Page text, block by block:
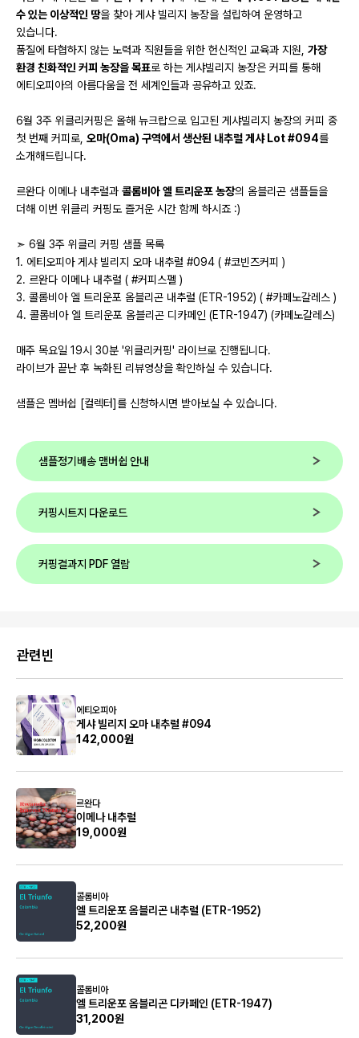
수 있는 이상적인 땅을 찾아 게샤 빌리지 농장을 설립하여 운영하고
있습니다.
품질에 타협하지 않는 노력과 직원들을 위한 헌신적인 교육과 지원, 가장
환경 친화적인 커피 농장을 목표로 하는 게샤빌리지 농장은 커피를 통해
에티오피아의 아름다움을 전 세계인들과 공유하고 있죠.
6월 3주 위클리커핑은 올해 뉴크랍으로 입고된 게샤빌리지 농장의 커피 중
첫 번째 커피로, 오마(Oma) 구역에서 생산된 내추럴 게샤 Lot #094를
소개해드립니다.
르완다 이메나 내추럴과 콜롬비아 엘 트리운포 농장의 옴블리곤 샘플들을
더해 이번 위클리 커핑도 즐거운 시간 함께 하시죠 :)
➣ 6월 3주 위클리 커핑 샘플 목록
1. 에티오피아 게샤 빌리지 오마 내추럴 #094 ( #코빈즈커피 )
2. 르완다 이메나 내추럴 ( #커피스펠 )
3. 콜롬비아 엘 트리운포 옴블리곤 내추럴 (ETR-1952) ( #카페노갈레스 )
4. 콜롬비아 엘 트리운포 옴블리곤 디카페인 (ETR-1947) (카페노갈레스)
매주 목요일 19시 30분 '위클리커핑' 라이브로 진행됩니다.
라이브가 끝난 후 녹화된 리뷰영상을 확인하실 수 있습니다.
샘플은 멤버쉽 [컬렉터]를 신청하시면 받아보실 수 있습니다.
샘플정기배송 맴버쉽 안내
커핑시트지 다운로드
커핑결과지 PDF 열람
관련빈
에티오피아
게샤 빌리지 오마 내추럴 #094
142,000원
르완다
이메나 내추럴
19,000원
콜롬비아
엘 트리운포 옴블리곤 내추럴 (ETR-1952)
52,200원
콜롬비아
엘 트리운포 옴블리곤 디카페인 (ETR-1947)
31,200원